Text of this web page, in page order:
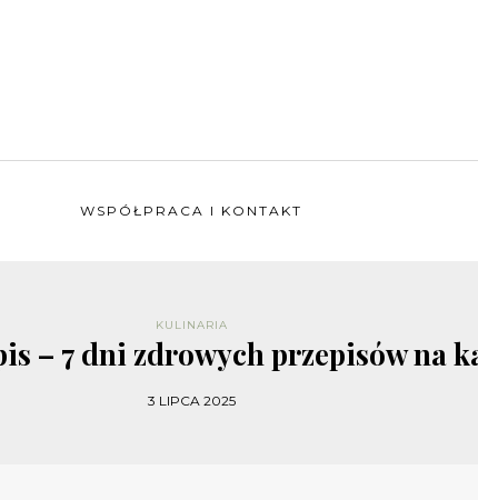
WSPÓŁPRACA I KONTAKT
KULINARIA
– 7 dni zdrowych przepisów na
3 LIPCA 2025